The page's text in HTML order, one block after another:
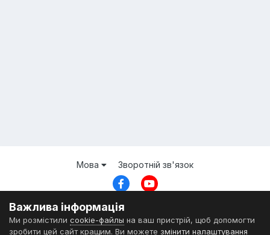
Мова Зворотній зв'язок
© ZDSimulator Team
Powered by Invision Community
Важлива інформація
Ми розмістили cookie-файлы на ваш пристрій, щоб допомогти
зробити цей сайт кращим. Ви можете змінити налаштування